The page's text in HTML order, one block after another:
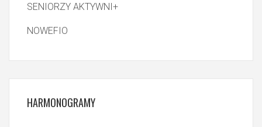
SENIORZY AKTYWNI+
NOWEFIO
HARMONOGRAMY